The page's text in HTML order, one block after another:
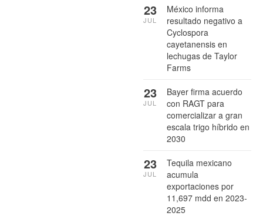
México informa
resultado negativo a
Cyclospora
cayetanensis en
lechugas de Taylor
Farms
23
JUL
Bayer firma acuerdo
con RAGT para
comercializar a gran
escala trigo híbrido en
2030
23
JUL
Tequila mexicano
acumula
exportaciones por
11,697 mdd en 2023-
2025
23
JUL